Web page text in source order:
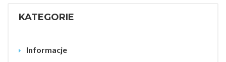
KATEGORIE
Informacje